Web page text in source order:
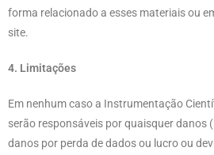
forma relacionado a esses materiais ou
site.
4. Limitações
Em nenhum caso a Instrumentação
serão responsáveis ​​por quaisquer danos
danos por perda de dados ou lucro ou